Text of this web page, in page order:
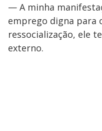
— A minha
emprego digna para
ressocialização, ele
externo.